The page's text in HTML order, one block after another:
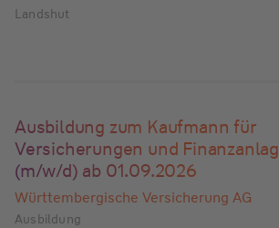
Landshut
Ausbildung zum Kaufmann für
Versicherungen und
(m/w/d) ab 01.09.2026
Württembergische Versicherung AG
Ausbildung